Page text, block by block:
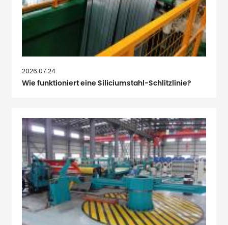
2026.07.24
Wie funktioniert eine Siliciumstahl-Schlitzlinie?